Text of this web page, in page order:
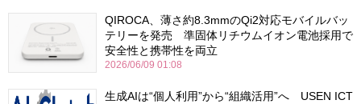
QIROCA、薄さ約8.3mmのQi2対応モバイルバッ
テリーを発売 準固体リチウムイオン電池採用で
安全性と携帯性を両立
2026/06/09 01:08
生成AIは“個人利用”から“組織活用”へ USEN ICT